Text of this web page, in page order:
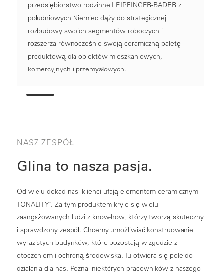
przedsiębiorstwo rodzinne LEIPFINGER-BADER z
południowych Niemiec dąży do strategicznej
rozbudowy swoich segmentów roboczych i
rozszerza równocześnie swoją ceramiczną paletę
produktową dla obiektów mieszkaniowych,
komercyjnych i przemysłowych.
NASZ ZESPÓŁ
Glina to nasza pasja.
Od wielu dekad nasi klienci ufają elementom ceramicznym
TONALITY®. Za tym produktem kryje się wielu
zaangażowanych ludzi z know-how, którzy tworzą skuteczny
i sprawdzony zespół. Chcemy umożliwiać konstruowanie
wyrazistych budynków, które pozostają w zgodzie z
otoczeniem i ochroną środowiska. Tu otwiera się pole do
działania dla nas. Poznaj niektórych pracowników z naszego